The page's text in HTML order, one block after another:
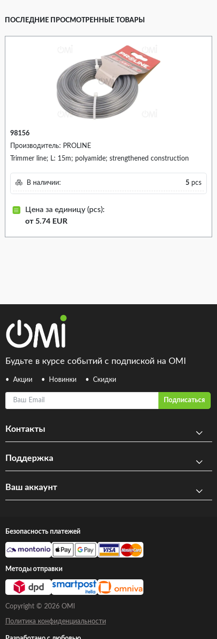
ПОСЛЕДНИЕ ПРОСМОТРЕННЫЕ ТОВАРЫ
98156
Производитель: PROLINE
Trimmer line; L: 15m; polyamide; strengthened construction
В наличии: 5 pcs
Цена за единицу (pcs):
от 5.74 EUR
Будьте в курсе событий с подпиской на OMI
Акции Новинки Скидки
Ваш Email
Подписаться
Контакты
Поддержка
Ваш аккаунт
Copyright © 2026 OMI
Политика конфиденциальности
Безопасность платежей
Методы отправки